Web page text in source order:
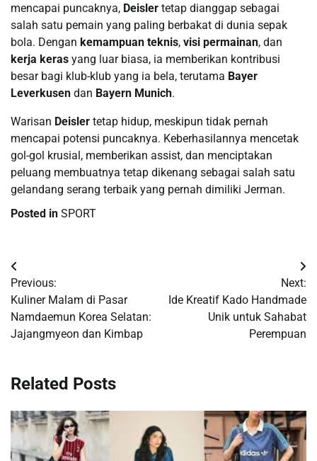
mencapai puncaknya, Deisler tetap dianggap sebagai
salah satu pemain yang paling berbakat di dunia sepak
bola. Dengan kemampuan teknis, visi permainan, dan
kerja keras yang luar biasa, ia memberikan kontribusi
besar bagi klub-klub yang ia bela, terutama Bayer
Leverkusen dan Bayern Munich.
Warisan Deisler tetap hidup, meskipun tidak pernah
mencapai potensi puncaknya. Keberhasilannya mencetak
gol-gol krusial, memberikan assist, dan menciptakan
peluang membuatnya tetap dikenang sebagai salah satu
gelandang serang terbaik yang pernah dimiliki Jerman.
Posted in SPORT
Navigasi
pos
Previous:
Kuliner Malam di Pasar
Namdaemun Korea Selatan:
Jajangmyeon dan Kimbap
Next:
Ide Kreatif Kado Handmade
Unik untuk Sahabat
Perempuan
Related Posts